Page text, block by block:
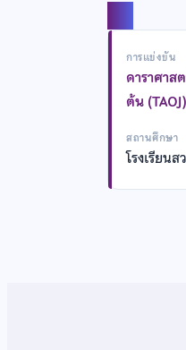
การแข่งขัน
ดาราศา
ต้น (TAOJ)
สถานศึกษา
โรงเรียน